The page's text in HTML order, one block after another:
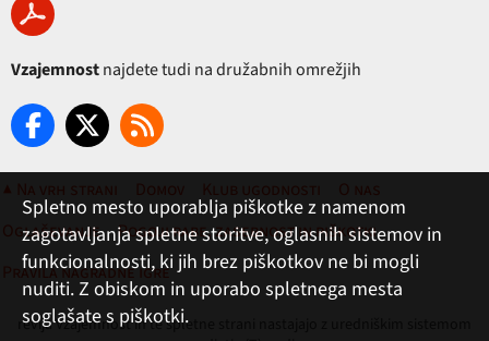
Vzajemnostnajdete tudi na družabnih omrežjih
▲ Na vrh strani Domov Klub ugodnosti
O nas
Oglaševanje
Pogoji rabe, zasebnost in piškotki
Pravila nagradne igre
revija Vzajemnost in te spletne strani nastajajo z uredniškim sistemom
Spletno mesto uporablja piškotke z namenom
zagotavljanja spletne storitve, oglasnih sistemov in
funkcionalnosti, ki jih brez piškotkov ne bi mogli
nuditi. Z obiskom in uporabo spletnega mesta
soglašate s piškotki.